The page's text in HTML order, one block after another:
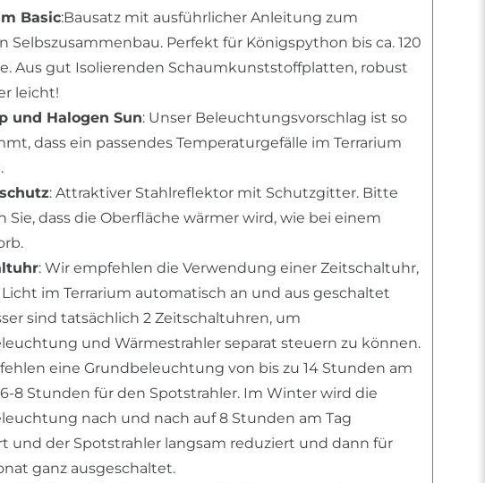
Basic:Bausatz mit ausführlicher Anleitung zum
Selbszusammenbau. Perfekt für Königspython bis ca. 120
Aus gut Isolierenden Schaumkunststoffplatten, robust
leicht!
und Halogen Sun: Unser Beleuchtungsvorschlag ist so
dass ein passendes Temperaturgefälle im Terrarium
: Attraktiver Stahlreflektor mit Schutzgitter. Bitte
Sie, dass die Oberfläche wärmer wird, wie bei einem
: Wir empfehlen die Verwendung einer Zeitschaltuhr,
Licht im Terrarium automatisch an und aus geschaltet
sind tatsächlich 2 Zeitschaltuhren, um
und Wärmestrahler separat steuern zu können.
eine Grundbeleuchtung von bis zu 14 Stunden am
8 Stunden für den Spotstrahler. Im Winter wird die
nach und nach auf 8 Stunden am Tag
und der Spotstrahler langsam reduziert und dann für
ganz ausgeschaltet.